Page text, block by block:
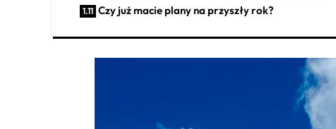
Czy już macie plany na przyszły rok?